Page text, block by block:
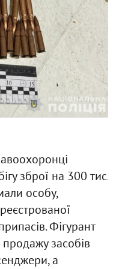
зброї на 300 тис.
особу,
Фігурант
засобів
а